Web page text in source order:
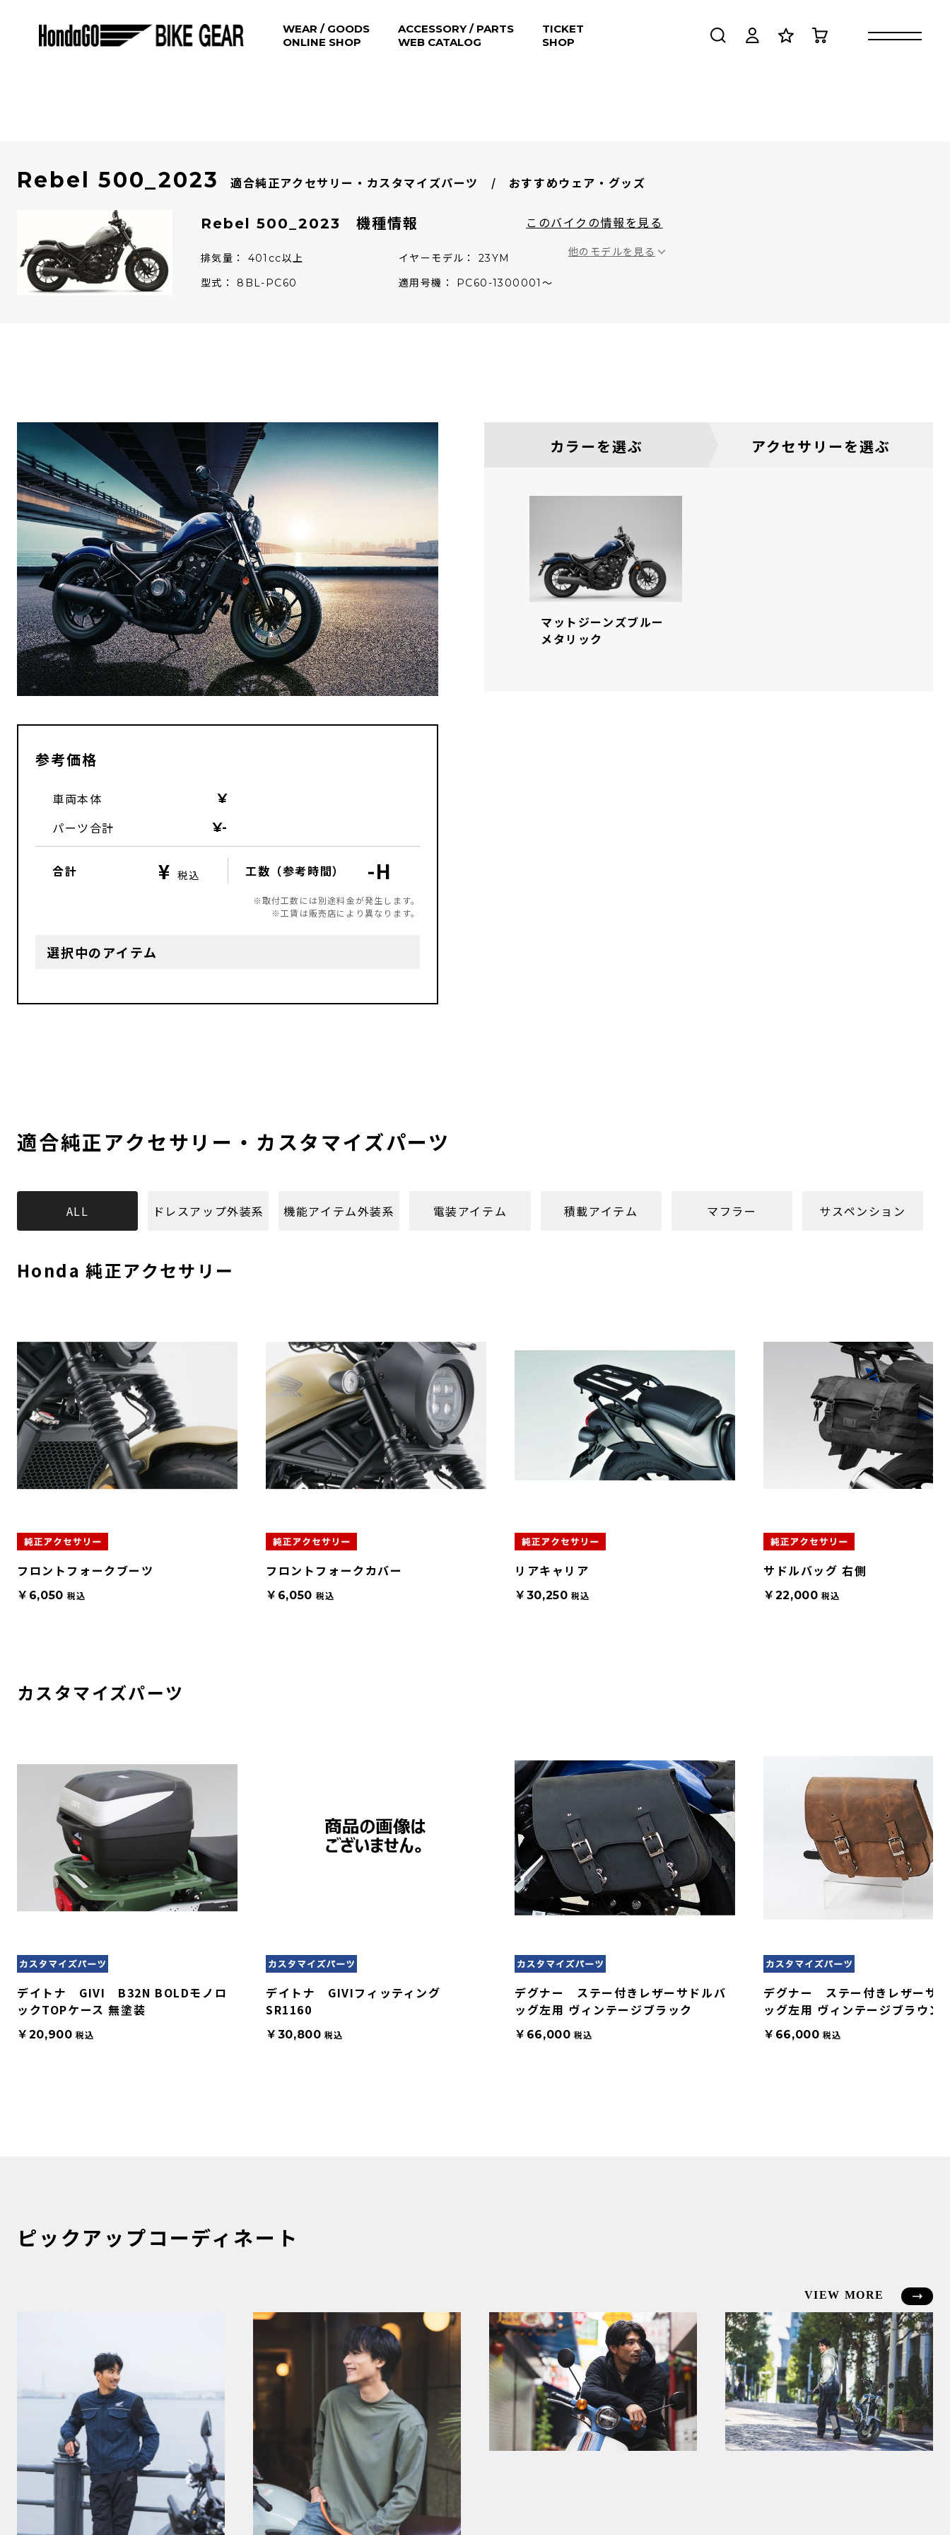
WEAR / GOODS
ONLINE SHOP
ACCESSORY / PARTS
WEB CATALOG
TICKET
SHOP
検索 ログイン お気に入り
Rebel 500_2023 適合純正アクセサリー・カスタマイズパーツ / おすすめウェア・グッズ
Rebel 500_2023 機種情報 このバイクの情報を見る
排気量 401cc以上 イヤーモデル
23YM
型式
8BL-PC60 適用号機 PC60-1300001～
他のモデルを見る
参考価格
車両本体
パーツ合計
-
合計 工数（参考時間） -H
※取付工数には別途料金が発生します。
※工賃は販売店により異なります。
選択中のアイテム
カラーを選ぶ アクセサリーを選ぶ
マットジーンズブルー
メタリック
適合純正アクセサリー・カスタマイズパーツ
ALL ドレスアップ外装系 機能アイテム外装系 電装アイテム 積載アイテム マフラー サスペンション
Honda 純正アクセサリー
フロントフォークブーツ
￥6,050 税込
フロントフォークカバー
￥6,050 税込
リアキャリア
￥30,250 税込
サドルバッグ 右側
￥22,000 税込
カスタマイズパーツ
デイトナ GIVI B32N BOLDモノロ
ックTOPケース 無塗装
￥20,900 税込
デイトナ GIVIフィッティング
SR1160
￥30,800 税込
デグナー ステー付きレザーサドルバ
ッグ左用 ヴィンテージブラック
￥66,000 税込
デグナー ステー付きレザーサ
ッグ左用 ヴィンテージブラウン
￥66,000 税込
ピックアップコーディネート
VIEW MORE